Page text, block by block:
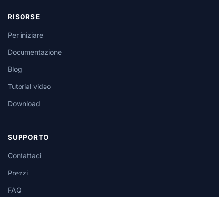
RISORSE
Per iniziare
Documentazione
Blog
Tutorial video
Download
SUPPORTO
Contattaci
Prezzi
FAQ